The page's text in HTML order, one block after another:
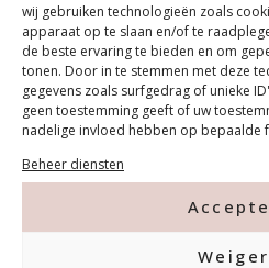
wij gebruiken technologieën zoals
apparaat op te slaan en/of te
de beste ervaring te bieden en om
tonen. Door in te stemmen met deze
gegevens zoals surfgedrag of unieke
geen toestemming geeft of uw
nadelige invloed hebben op bepaalde
Beheer diensten